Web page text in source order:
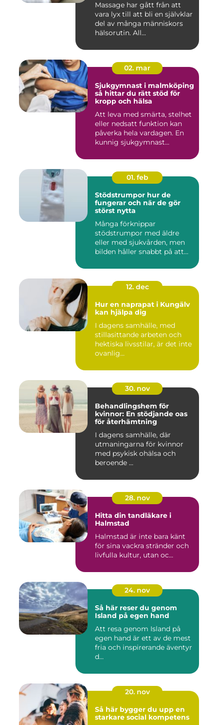
Massage har gått från att
vara lyx till att bli en självklar
del av många människors
hälsorutin. All...
02. mar
Sjukgymnast i malmköping
så hittar du rätt stöd för
kropp och hälsa
Att leva med smärta, stelhet
eller nedsatt funktion kan
påverka hela vardagen. En
kunnig sjukgymnast...
01. feb
Stödstrumpor hur de
fungerar och när de gör
störst nytta
Många förknippar
stödstrumpor med äldre
eller med sjukvården, men
bilden håller snabbt på att
12. dec
Hur en naprapat i Kungälv
kan hjälpa dig
I dagens samhälle, med
stillasittande arbeten och
hektiska livsstilar, är det inte
ovanlig...
30. nov
Behandlingshem för
kvinnor: En stödjande oas
för återhämtning
I dagens samhälle, där
utmaningarna för kvinnor
med psykisk ohälsa och
beroende ...
28. nov
Hitta din tandläkare i
Halmstad
Halmstad är inte bara känt
för sina vackra stränder och
livfulla kultur, utan oc...
24. nov
Så här reser du genom
Island på egen hand
Att resa genom Island på
egen hand är ett av de mest
fria och inspirerande äventyr
d...
20. nov
Så här bygger du upp en
starkare social kompetens